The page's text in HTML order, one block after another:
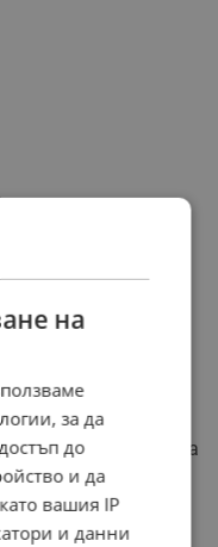
в България
култура
Франция. Той
които внимателно
за да
на
за да
до
и да
вашия IP
и данни